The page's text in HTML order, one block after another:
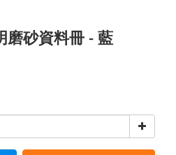
磨砂資料冊 - 藍